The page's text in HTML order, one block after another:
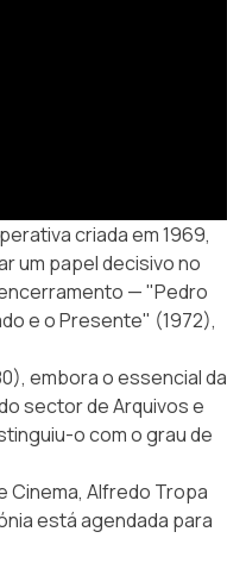
criada em 1969,
um papel decisivo no
— "Pedro
e o Presente" (1972),
embora o essencial da
sector de Arquivos e
o com o grau de
Cinema, Alfredo Tropa
está agendada para